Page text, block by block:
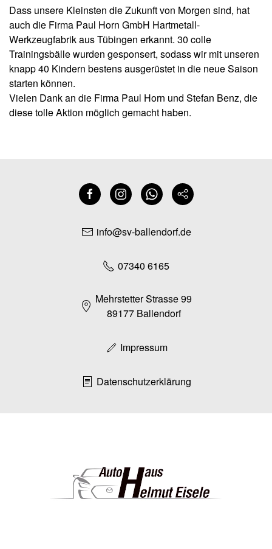
Dass unsere Kleinsten die Zukunft von Morgen sind, hat
auch die Firma Paul Horn GmbH Hartmetall-
Werkzeugfabrik aus Tübingen erkannt. 30 colle
Trainingsbälle wurden gesponsert, sodass wir mit unseren
knapp 40 Kindern bestens ausgerüstet in die neue Saison
starten können.
Vielen Dank an die Firma Paul Horn und Stefan Benz, die
diese tolle Aktion möglich gemacht haben.
info@sv-ballendorf.de
07340 6165
Mehrstetter Strasse 99
89177 Ballendorf
Impressum
Datenschutzerklärung